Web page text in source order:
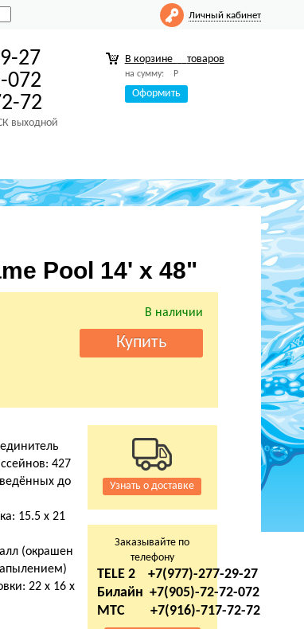
Личный кабинет
27
072
72
выходной
В корзине товаров
на сумму: Р
Оформить
Pool 14' x 48"
В наличии
427
до
15.5 х 21
(окрашен
22 х 16 х
Узнать о доставке
Заказывайте по
телефону
TELE 2 +7(977)-277-29-27
Билайн +7(905)-72-72-072
МТС +7(916)-717-72-72